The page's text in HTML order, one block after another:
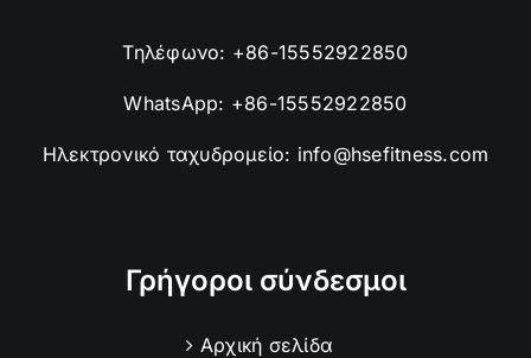
Τηλέφωνο: +86-15552922850
WhatsApp: +86-15552922850
Ηλεκτρονικό ταχυδρομείο: info@hsefitness.com
Γρήγοροι σύνδεσμοι
Αρχική σελίδα